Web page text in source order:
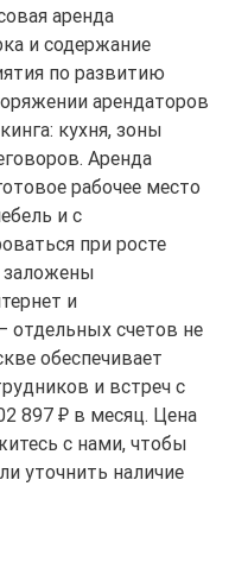
аренда
и содержание
по развитию
арендаторов
кухня, зоны
Аренда
рабочее место
и с
при росте
и
счетов не
обеспечивает
и встреч с
897 ₽ в месяц. Цена
с нами, чтобы
уточнить наличие